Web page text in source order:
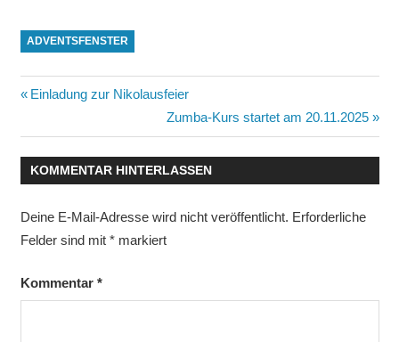
ADVENTSFENSTER
Beitragsnavigation
Vorheriger
Einladung zur Nikolausfeier
Nächster
Beitrag:
Zumba-Kurs startet am 20.11.2025
KOMMENTAR HINTERLASSEN
Deine E-Mail-Adresse wird nicht veröffentlicht. Erforderliche
Felder sind mit *markiert
Kommentar *